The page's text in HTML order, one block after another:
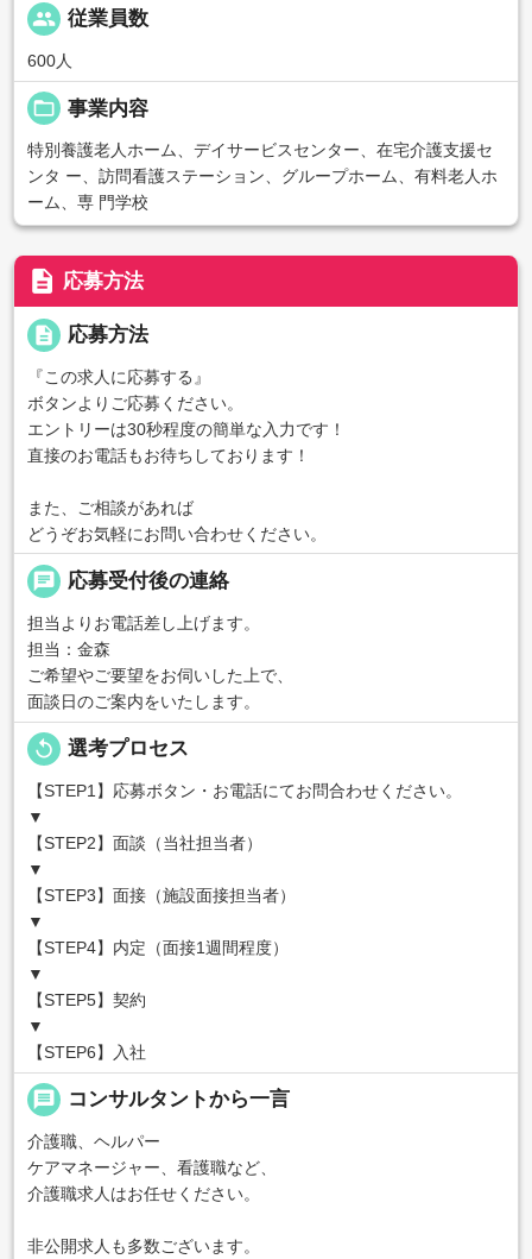
people 従業員数
600人
folder_open 事業内容
特別養護老人ホーム、デイサービスセンター、在宅介護支援セ
ンタ ー、訪問看護ステーション、グループホーム、有料老人ホ
ーム、専 門学校
description 応募方法
description 応募方法
『この求人に応募する』
ボタンよりご応募ください。
エントリーは30秒程度の簡単な入力です！
直接のお電話もお待ちしております！
また、ご相談があれば
どうぞお気軽にお問い合わせください。
chat 応募受付後の連絡
担当よりお電話差し上げます。
担当：金森
ご希望やご要望をお伺いした上で、
面談日のご案内をいたします。
replay 選考プロセス
【STEP1】応募ボタン・お電話にてお問合わせください。
▼
【STEP2】面談（当社担当者）
▼
【STEP3】面接（施設面接担当者）
▼
【STEP4】内定（面接1週間程度）
▼
【STEP5】契約
▼
【STEP6】入社
message コンサルタントから一言
介護職、ヘルパー
ケアマネージャー、看護職など、
介護職求人はお任せください。
非公開求人も多数ございます。